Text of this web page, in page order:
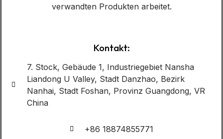
verwandten Produkten arbeitet.
Kontakt:
7. Stock, Gebäude 1, Industriegebiet Nansha
Liandong U Valley, Stadt Danzhao, Bezirk
Nanhai, Stadt Foshan, Provinz Guangdong, VR
China
+86 18874855771